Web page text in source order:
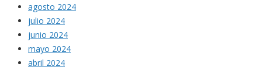
agosto 2024
julio 2024
junio 2024
mayo 2024
abril 2024